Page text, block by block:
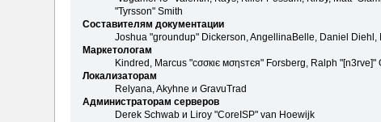
"Tyrsson" Smith
Составителям документации
Joshua "groundup" Dickerson, AngellinaBelle, Daniel
Маркетологам
Kindred, Marcus "cσσкιє мσηѕтєя" Forsberg, Ralph "[n3rve]"
Локализаторам
Relyana, Akyhne и GravuTrad
Администраторам серверов
Derek Schwab и Liroy "CoreISP" van Hoewijk